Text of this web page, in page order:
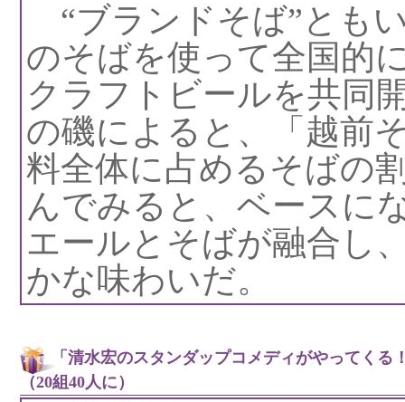
“ブランドそば”とも
のそばを使って全国的
クラフトビールを共同
の磯によると、「越前
料全体に占めるそばの
んでみると、ベースに
エールとそばが融合し
かな味わいだ。
「清水宏のスタンダップコメディがやってく
（20組40人に）